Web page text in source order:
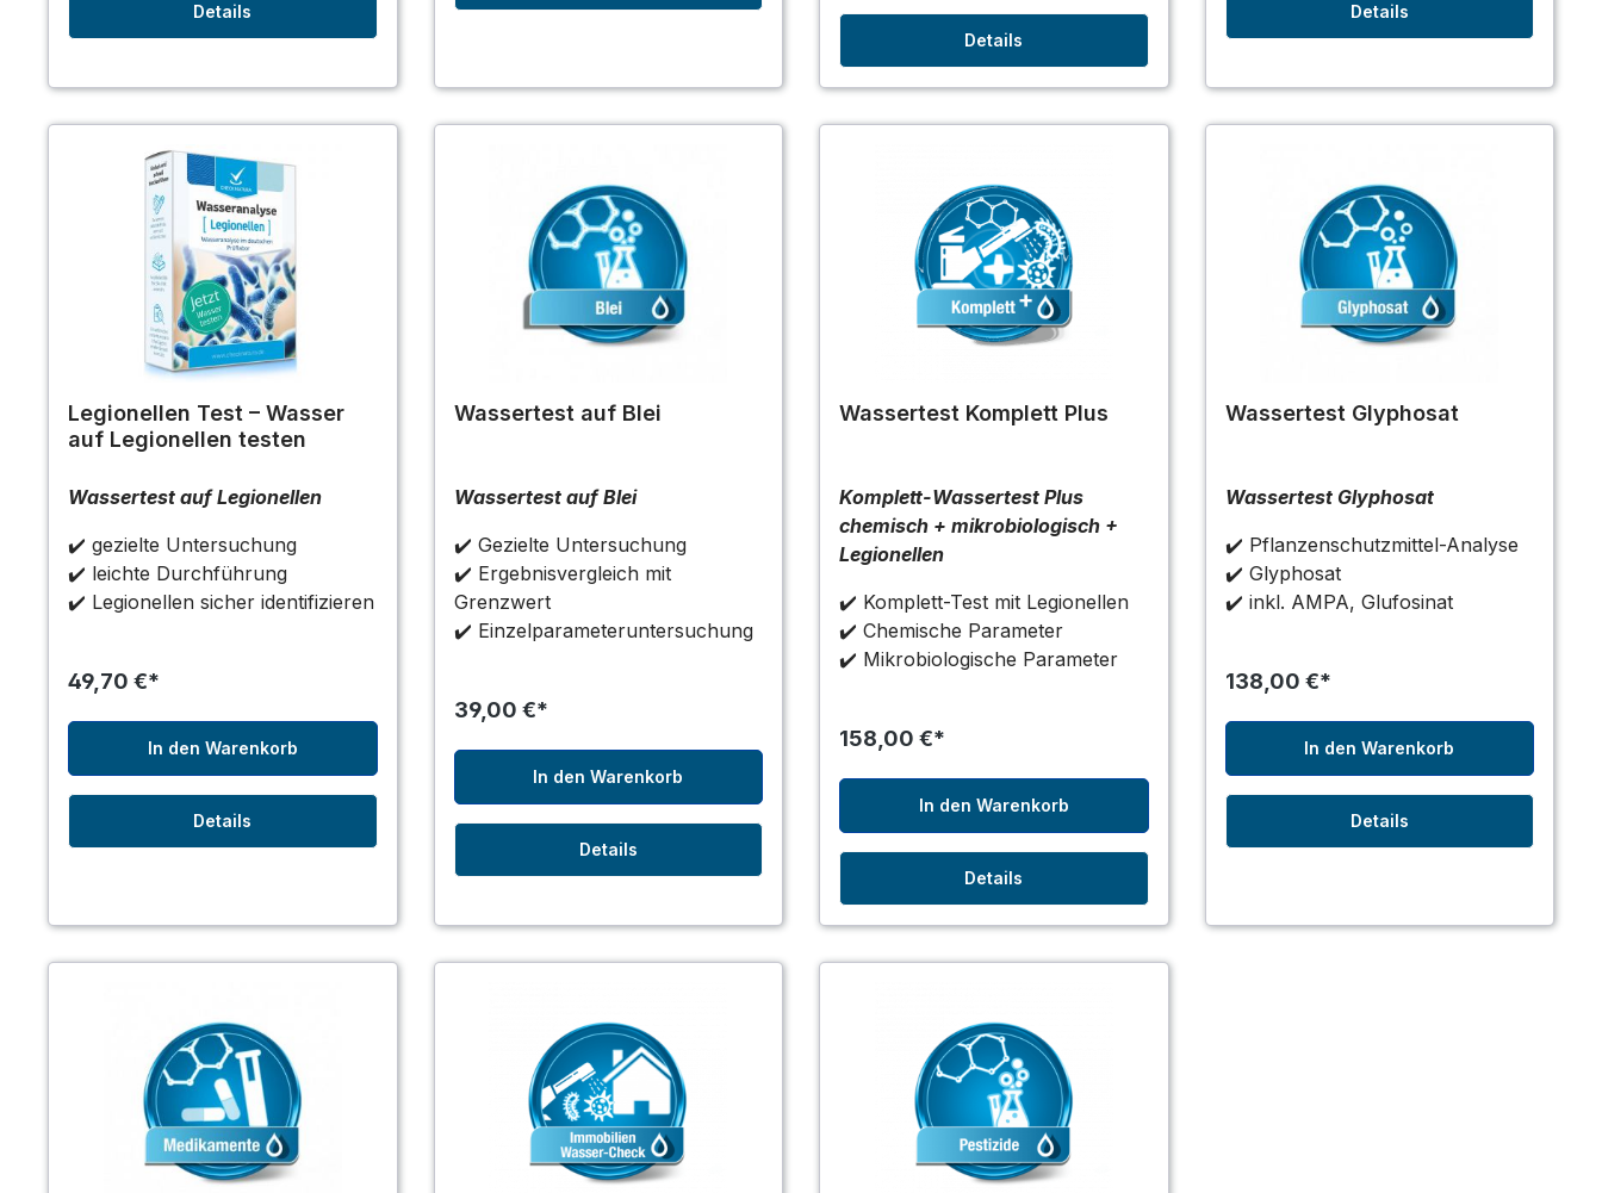
Details
Details
Details
Legionellen Test – Wasser
auf Legionellen testen
Wassertest auf Legionellen
✔️ gezielte Untersuchung
✔️ leichte Durchführung
✔️ Legionellen sicher identifizieren
49,70 €*
In den Warenkorb
Details
Wassertest auf Blei
Wassertest auf Blei
✔️ Gezielte Untersuchung
✔️ Ergebnisvergleich mit
Grenzwert
✔️ Einzelparameteruntersuchung
39,00 €*
In den Warenkorb
Details
Wassertest Komplett Plus
Komplett-Wassertest Plus
chemisch + mikrobiologisch +
Legionellen
✔️ Komplett-Test mit Legionellen
✔️ Chemische Parameter
✔️ Mikrobiologische Parameter
158,00 €*
In den Warenkorb
Details
Wassertest Glyphosat
Wassertest Glyphosat
✔️ Pflanzenschutzmittel-Analyse
✔️ Glyphosat
✔️ inkl. AMPA, Glufosinat
138,00 €*
In den Warenkorb
Details